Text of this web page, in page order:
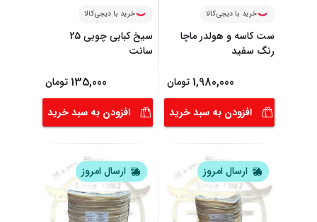
خرید با دیجی‌کالا
ست کاسه و هولدر ماچا
رنگ سفید
1,980,000 تومان
افزودن به سبد خرید
خرید با دیجی‌کالا
سیخ کبابی چوبی 25
سانت
135,000 تومان
افزودن به سبد خرید
ارسال امروز ارسال امروز